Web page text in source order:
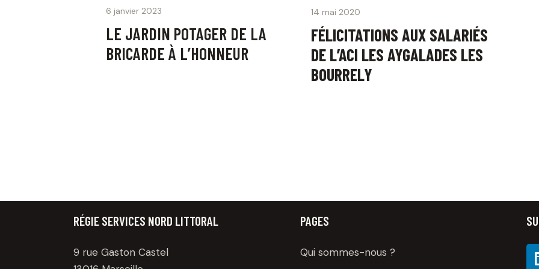
6 janvier 2023
LE JARDIN POTAGER DE LA
BRICARDE À L’HONNEUR
14 mai 2020
FÉLICITATIONS AUX SALARIÉS
DE L’ACI LES AYGALADES LES
BOURRELY
RÉGIE SERVICES NORD LITTORAL
9 rue Gaston Castel
PAGES
Qui sommes-nous ?